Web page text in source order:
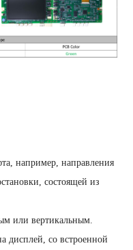
например, направления
состоящей из
или вертикальным.
дисплей, со встроенной